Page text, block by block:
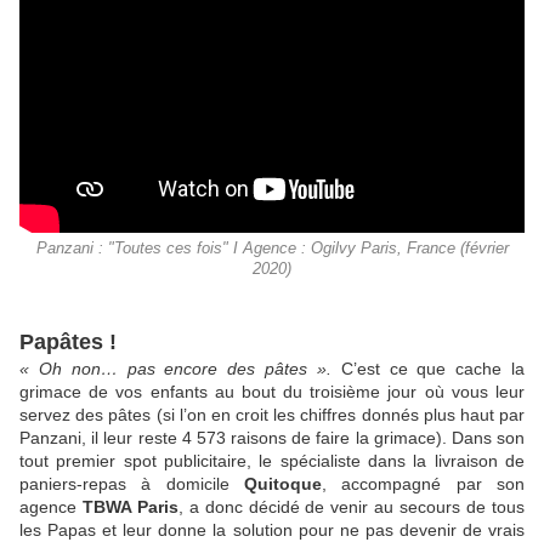
Panzani : "Toutes ces fois" I Agence : Ogilvy Paris, France (février
2020)
Papâtes !
« Oh non… pas encore des pâtes ».
C’est ce que cache la
grimace de vos enfants au bout du troisième jour où vous leur
servez des pâtes (si l’on en croit les chiffres donnés plus haut par
Panzani, il leur reste 4 573 raisons de faire la grimace) . Dans son
tout premier spot publicitaire, le spécialiste dans la livraison de
paniers-repas à domicile Quitoque , accompagné par son
agence TBWA Paris , a donc décidé de venir au secours de tous
les Papas et leur donne la solution pour ne pas devenir de vrais